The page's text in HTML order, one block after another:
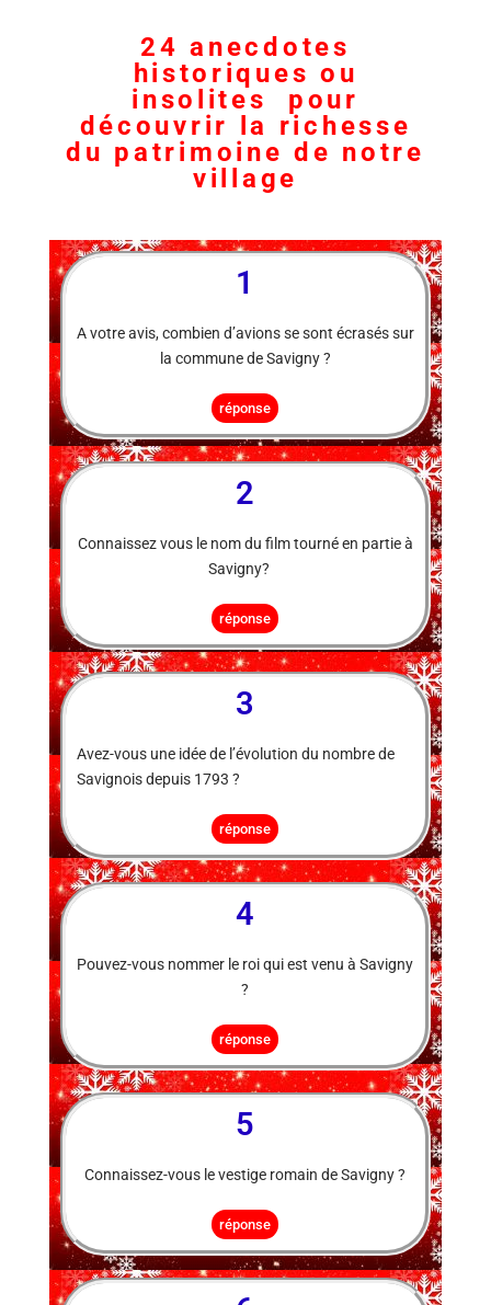
24 anecdotes
historiques ou
insolites pour
découvrir la richesse
du patrimoine de notre
village
1
A votre avis, combien d’avions se sont écrasés sur
la commune de Savigny ?
réponse
2
Connaissez vous le nom du film tourné en partie à
Savigny?
réponse
3
Avez-vous une idée de l’évolution du nombre de
Savignois depuis 1793 ?
réponse
4
Pouvez-vous nommer le roi qui est venu à Savigny
?
réponse
5
Connaissez-vous le vestige romain de Savigny ?
réponse